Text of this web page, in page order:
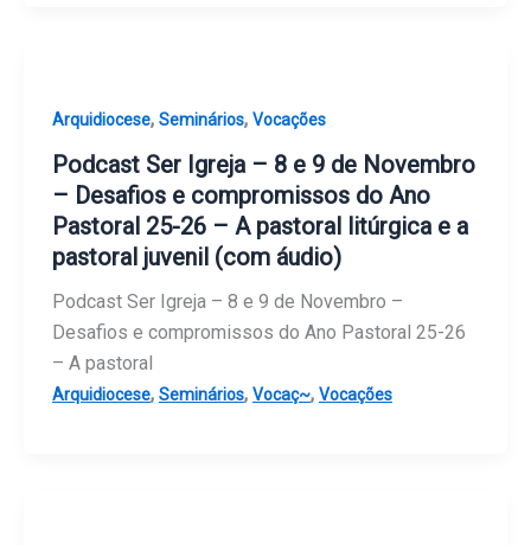
Arquidiocese, Seminários, Vocações
Podcast Ser Igreja – 8 e 9 de Novembro
– Desafios e compromissos do Ano
Pastoral 25-26 – A pastoral litúrgica e a
pastoral juvenil (com áudio)
Podcast Ser Igreja – 8 e 9 de Novembro –
Desafios e compromissos do Ano Pastoral 25-26
– A pastoral
Arquidiocese, Seminários, Vocaç~, Vocações